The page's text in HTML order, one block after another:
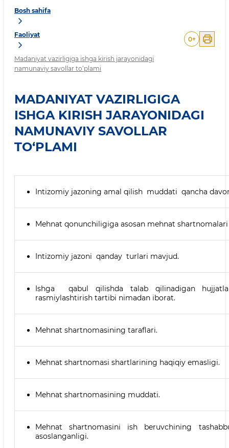
Bosh sahifa
Faoliyat
Madaniyat vazirligiga ishga kirish jarayonidagi
namunaviy savollar to‘plami
0+
MADANIYAT VAZIRLIGIGA
ISHGA KIRISH JARAYONIDAGI
NAMUNAVIY SAVOLLAR
TO‘PLAMI
Intizomiy jazoning amal qilish muddati qancha
Mehnat qonunchiligiga asosan mehnat
Intizomiy jazoni qanday turlari mavjud.
Ishga qabul qilishda talab qilinadigan
rasmiylashtirish tartibi nimadan iborat.
Mehnat shartnomasining taraflari.
Mehnat shartnomasi shartlarining haqiqiy emasligi.
Mehnat shartnomasining muddati.
Mehnat shartnomasini ish beruvchining
asoslanganligi.